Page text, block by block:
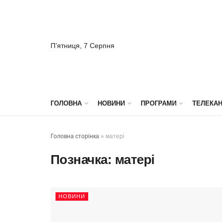
П’ятниця, 7 Серпня
ГОЛОВНА НОВИНИ ПРОГРАМИ
Головна сторінка » матері
Позначка: матері
НОВИНИ